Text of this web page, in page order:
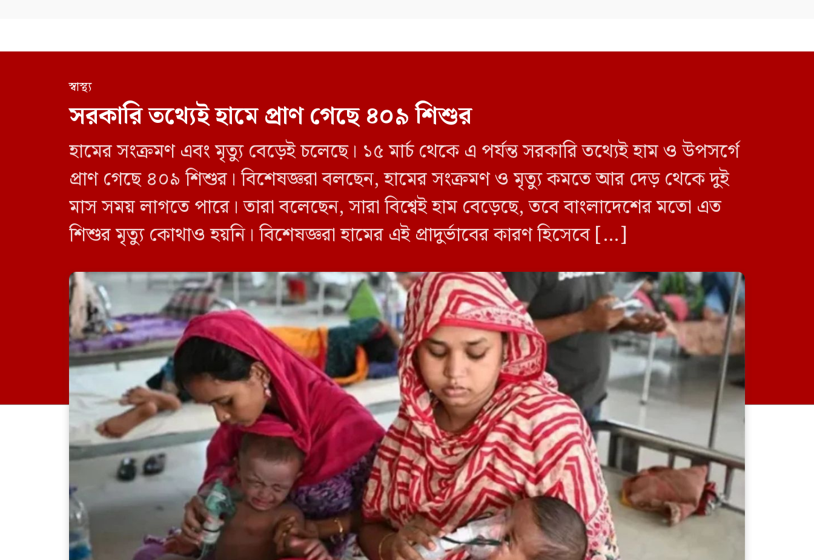
প্রথম দিনেই জুলাই গণঅভ্যুত্থান
স্মৃতি জাদুঘরে ভিড়, শেষ ৯০০
টিকিট
ভারত শেখ হাসিনাকে আর রাখতে
চাচ্ছে না: আসিফ মাহমুদ
স্বাস্থ্য
সরকারি তথ্যেই হামে প্রাণ গেছে ৪০৯ শিশুর
হামের সংক্রমণ এবং মৃত্যু বেড়েই চলেছে। ১৫ মার্চ থেকে এ পর্যন্ত সরকারি তথ্যেই হাম ও উপসর্গে
প্রাণ গেছে ৪০৯ শিশুর। বিশেষজ্ঞরা বলছেন, হামের সংক্রমণ ও মৃত্যু কমতে আর দেড় থেকে দুই
মাস সময় লাগতে পারে। তারা বলেছেন, সারা বিশ্বেই হাম বেড়েছে, তবে বাংলাদেশের মতো এত
শিশুর মৃত্যু কোথাও হয়নি। বিশেষজ্ঞরা হামের এই প্রাদুর্ভাবের কারণ হিসেবে […]